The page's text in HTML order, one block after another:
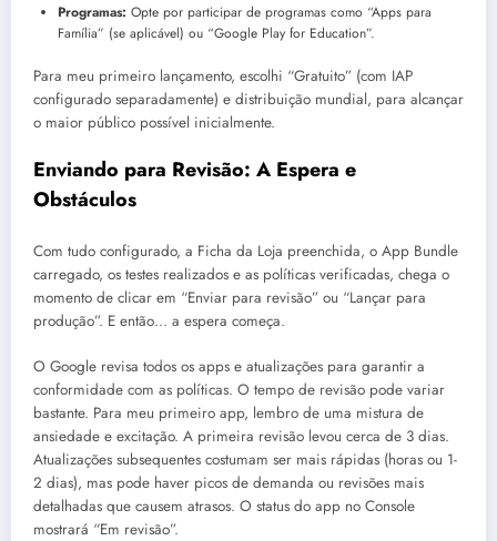
Programas: Opte por participar de programas como “Apps para
Família” (se aplicável) ou “Google Play for Education”.
Para meu primeiro lançamento, escolhi “Gratuito” (com IAP
configurado separadamente) e distribuição mundial, para alcançar
o maior público possível inicialmente.
Enviando para Revisão: A Espera e
Obstáculos
Com tudo configurado, a Ficha da Loja preenchida, o App Bundle
carregado, os testes realizados e as políticas verificadas, chega o
momento de clicar em “Enviar para revisão” ou “Lançar para
produção”. E então… a espera começa.
O Google revisa todos os apps e atualizações para garantir a
conformidade com as políticas. O tempo de revisão pode variar
bastante. Para meu primeiro app, lembro de uma mistura de
ansiedade e excitação. A primeira revisão levou cerca de 3 dias.
Atualizações subsequentes costumam ser mais rápidas (horas ou 1-
2 dias), mas pode haver picos de demanda ou revisões mais
detalhadas que causem atrasos. O status do app no Console
mostrará “Em revisão”.